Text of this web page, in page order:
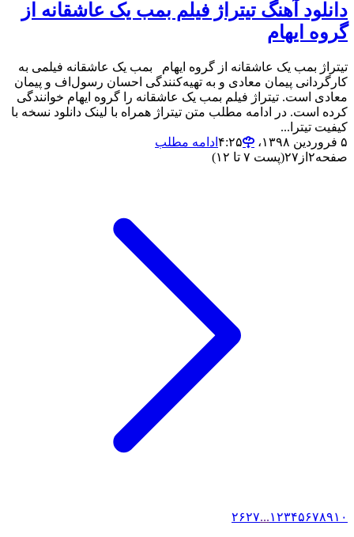
دانلود آهنگ تیتراژ فیلم بمب یک عاشقانه از
گروه ایهام
تیتراژ بمب یک عاشقانه از گروه ایهام بمب یک عاشقانه فیلمی به
کارگردانی پیمان معادی و به تهیه‌کنندگی احسان رسول‌اف و پیمان
معادی است. تیتراژ فیلم بمب یک عاشقانه را گروه ایهام خوانندگی
کرده است. در ادامه مطلب متن تیتراژ همراه با لینک دانلود نسخه با
کیفیت تیترا...
۵ فروردین ۱۳۹۸،‏ ۴:۲۵
ادامه مطلب
صفحه۲ از ۲۷(پست ۷ تا ۱۲)
۱۲۳۴۵۶۷۸۹۱۰ ... ۲۶۲۷